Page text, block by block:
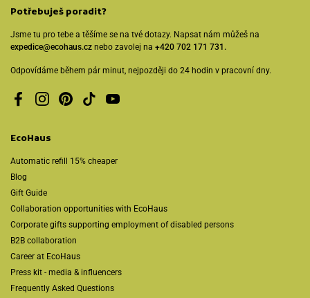
Potřebuješ poradit?
Jsme tu pro tebe a těšíme se na tvé dotazy. Napsat nám můžeš na
expedice@ecohaus.cz nebo zavolej na +420 702 171 731.
Odpovídáme během pár minut, nejpozději do 24 hodin v pracovní dny.
FacebookInstagramPinterestTikTokYouTube
EcoHaus
Automatic refill 15% cheaper
Blog
Gift Guide
Collaboration opportunities with EcoHaus
Corporate gifts supporting employment of disabled persons
B2B collaboration
Career at EcoHaus
Press kit - media & influencers
Frequently Asked Questions